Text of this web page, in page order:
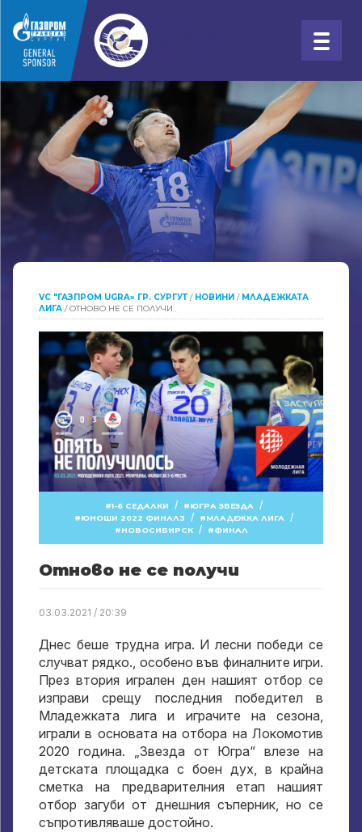
VC "ГАЗПРОМ UGRA» ГР. СУРГУТ / НОВИНИ / МЛАДЕЖКАТА
ЛИГА /ОТНОВО НЕ СЕ ПОЛУЧИ
1-6 СЕДАЛКИ / ЮГРА ЗВЕЗДА /
ЮНОШИ 2022 ФИНАЛ3 / МЛАДЕЖКА ЛИГА /
НОВОСИБИРСК / ФИНАЛ
Отново не се получи
03.03.2021 / 20:39
Днес беше трудна игра. И лесни победи се
случват рядко., особено във финалните игри.
През втория игрален ден нашият отбор се
изправи срещу последния победител в
Младежката лига и играчите на сезона,
играли в основата на отбора на Локомотив
2020 година. „Звезда от Югра“ влезе на
детската площадка с боен дух, в крайна
сметка на предварителния етап нашият
отбор загуби от днешния съперник, но се
съпротивляваше достойно.